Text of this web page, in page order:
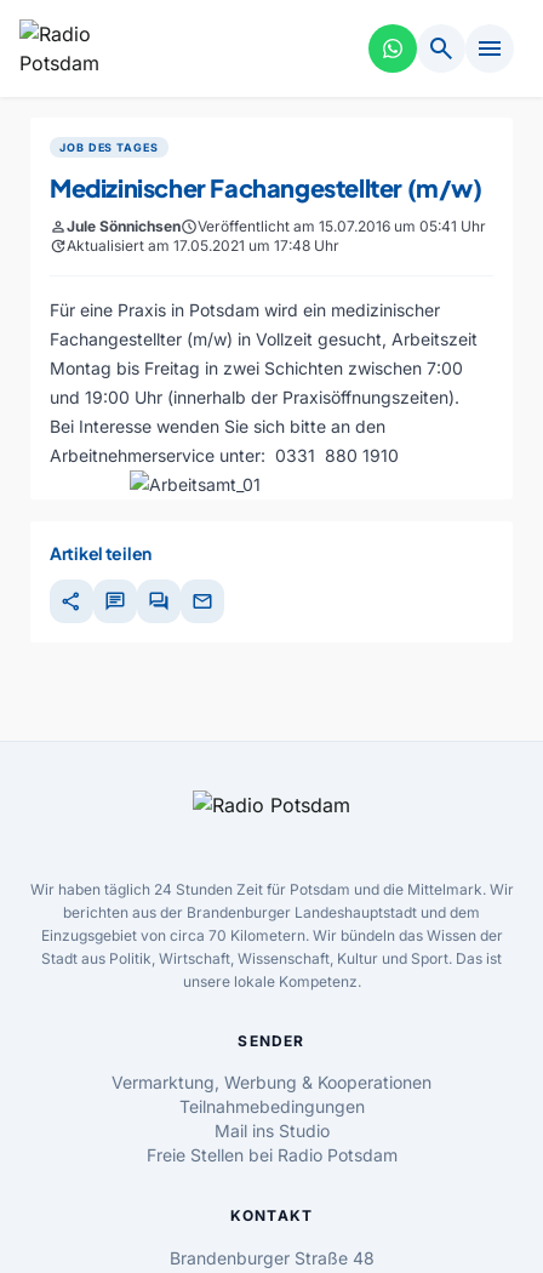
search menu
JOB DES TAGES
Medizinischer Fachangestellter (m/w)
personJule SönnichsenscheduleVeröffentlicht am 15.07.2016 um 05:41 Uhr
updateAktualisiert am 17.05.2021 um 17:48 Uhr
Für eine Praxis in Potsdam wird ein medizinischer
Fachangestellter (m/w) in Vollzeit gesucht, Arbeitszeit
Montag bis Freitag in zwei Schichten zwischen 7:00
und 19:00 Uhr (innerhalb der Praxisöffnungszeiten).
Bei Interesse wenden Sie sich bitte an den
Arbeitnehmerservice unter: 0331 880 1910
Artikel teilen
share chat forum mail
Wir haben täglich 24 Stunden Zeit für Potsdam und die Mittelmark. Wir
berichten aus der Brandenburger Landeshauptstadt und dem
Einzugsgebiet von circa 70 Kilometern. Wir bündeln das Wissen der
Stadt aus Politik, Wirtschaft, Wissenschaft, Kultur und Sport. Das ist
unsere lokale Kompetenz.
SENDER
Vermarktung, Werbung & Kooperationen
Teilnahmebedingungen
Mail ins Studio
Freie Stellen bei Radio Potsdam
KONTAKT
Brandenburger Straße 48